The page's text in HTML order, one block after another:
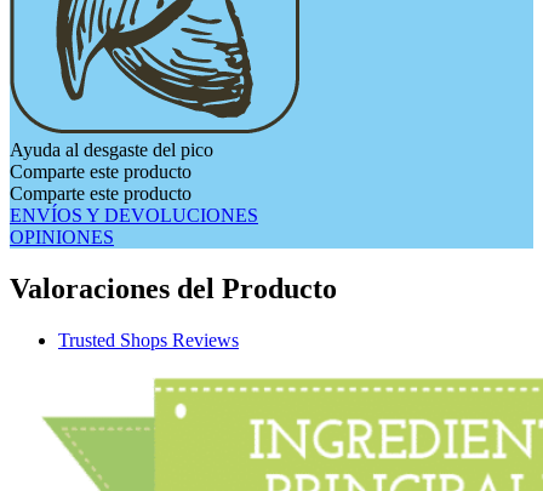
Ayuda al desgaste del pico
Comparte este producto
Comparte este producto
ENVÍOS Y DEVOLUCIONES
OPINIONES
Valoraciones del Producto
Trusted Shops Reviews